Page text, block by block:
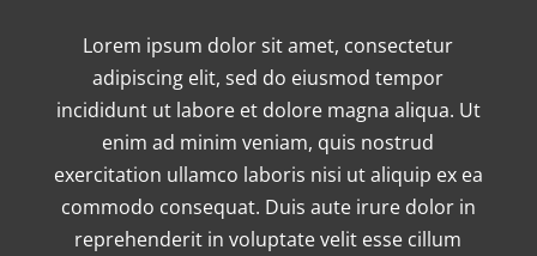
Lorem ipsum dolor sit amet, consectetur
adipiscing elit, sed do eiusmod tempor
incididunt ut labore et dolore magna aliqua. Ut
enim ad minim veniam, quis nostrud
exercitation ullamco laboris nisi ut aliquip ex ea
commodo consequat. Duis aute irure dolor in
reprehenderit in voluptate velit esse cillum